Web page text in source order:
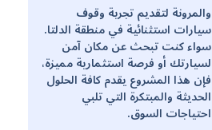
والمرونة لتقديم تجربة وقوف
سيارات استثنائية في منطقة الدلتا.
سواء كنت تبحث عن مكان آمن
لسيارتك أو فرصة استثمارية مميزة،
فإن هذا المشروع يقدم كافة الحلول
الحديثة والمبتكرة التي تلبي
احتياجات السوق.